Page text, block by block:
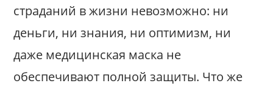
страданий в жизни невозможно: ни
деньги, ни знания, ни оптимизм, ни
даже медицинская маска не
обеспечивают полной защиты. Что же